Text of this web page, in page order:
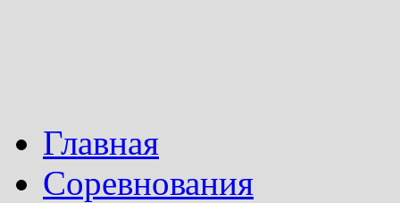
Главная
Соревнования